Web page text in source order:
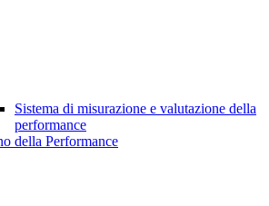
Sistema di misurazione e valutazione della
performance
della Performance